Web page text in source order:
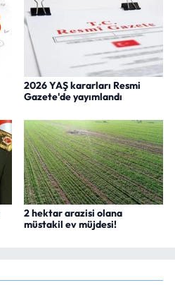
2026 YAŞ kararları Resmi
Gazete'de yayımlandı
2 hektar arazisi olana
müstakil ev müjdesi!